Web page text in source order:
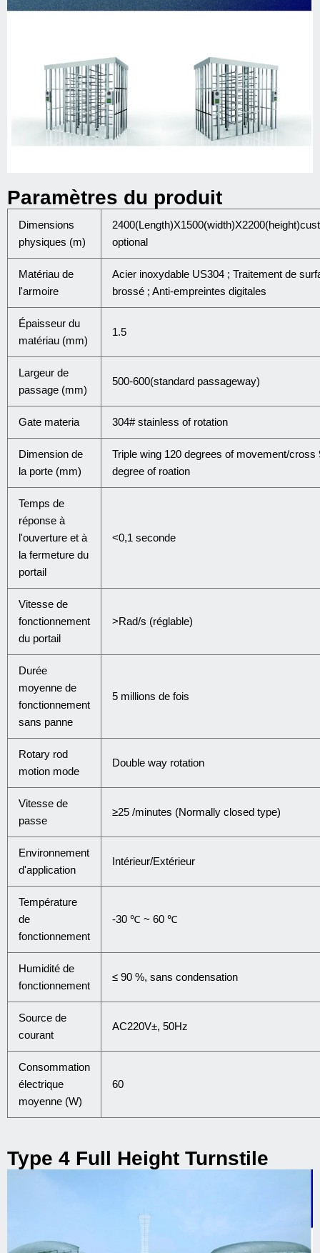
Paramètres du produit
Dimensions
physiques (m)
optional
Matériau de
l'armoire
Acier inoxydable US304 ; Traitement de
brossé ; Anti-empreintes digitales
Épaisseur du
matériau (mm)
1.5
Largeur de
passage (mm)
500-600(standard passageway)
Gate materia 304# stainless of rotation
Dimension de
la porte (mm)
Triple wing 120 degrees of movement/cross
degree of roation
Temps de
réponse à
l'ouverture et à
la fermeture du
portail
<0,1 seconde
Vitesse de
fonctionnement
du portail
>Rad/s (réglable)
Durée
moyenne de
fonctionnement
sans panne
5 millions de fois
Rotary rod
motion mode
Double way rotation
Vitesse de
passe
≥25 /minutes (Normally closed type)
Environnement
d'application
Intérieur/Extérieur
Température
de
fonctionnement
-30 ℃ ~ 60 ℃
Humidité de
fonctionnement
≤ 90 %, sans condensation
Source de
courant
AC220V±, 50Hz
Consommation
électrique
moyenne (W)
60
Type 4 Full Height Turnstile